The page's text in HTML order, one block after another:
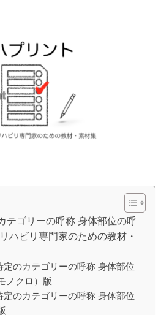
テゴリーの呼称 身体部位の呼
ハビリ専門家のための教材・
定のカテゴリーの呼称 身体部位
ノクロ）版
定のカテゴリーの呼称 身体部位